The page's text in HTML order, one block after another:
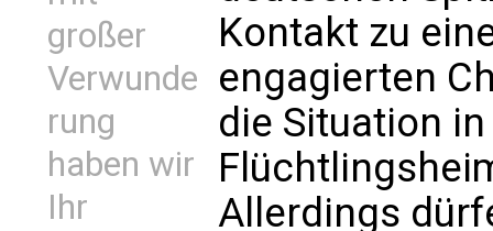
großer
Verwunde
rung
haben wir
Ihr
Kontakt zu
engagierten
die Situation
Allerdings